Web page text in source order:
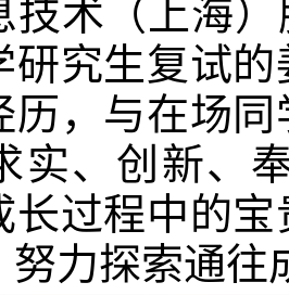
技术（上海
研究生复试
历，与在场
实、创新、
长过程中的
努力探索通往